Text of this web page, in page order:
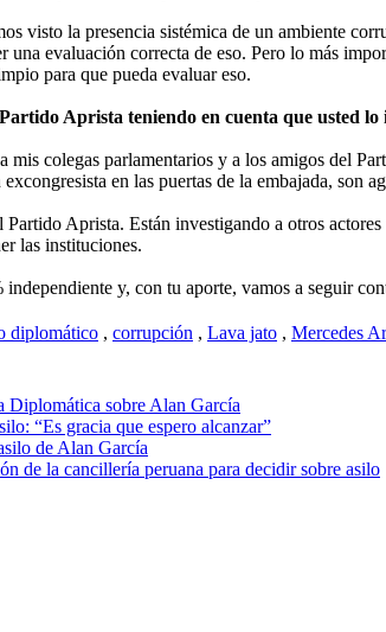
visto la presencia sistémica de un ambiente
una evaluación correcta de eso. Pero lo más
para que pueda evaluar eso.
Aprista teniendo en cuenta que usted
mis colegas parlamentarios y a los amigos del
en las puertas de la embajada, son
Aprista. Están investigando a otros
las instituciones.
independiente y, con tu aporte, vamos a seguir
diplomático , corrupción , Lava jato , Mercedes
Diplomática sobre Alan García
“Es gracia que espero alcanzar”
de Alan García
de la cancillería peruana para decidir sobre asilo